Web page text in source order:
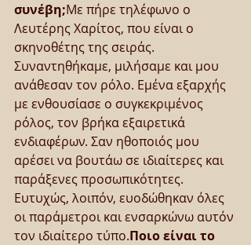
συνέβη;Με πήρε τηλέφωνο ο
Λευτέρης Χαρίτος, που είναι ο
σκηνοθέτης της σειράς.
Συναντηθήκαμε, μιλήσαμε και μου
ανάθεσαν τον ρόλο. Εμένα εξαρχής
με ενθουσίασε ο συγκεκριμένος
ρόλος, τον βρήκα εξαιρετικά
ενδιαφέρων. Σαν ηθοποιός μου
αρέσει να βουτάω σε ιδιαίτερες και
παράξενες προσωπικότητες.
Ευτυχώς, λοιπόν, ευοδώθηκαν όλες
οι παράμετροι και ενσαρκώνω αυτόν
τον ιδιαίτερο τύπο.Ποιο είναι το